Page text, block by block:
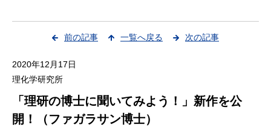
前の記事 一覧へ戻る 次の記事
2020年12月17日
理化学研究所
「理研の博士に聞いてみよう！」新作を公
開！（ファガラサン博士）